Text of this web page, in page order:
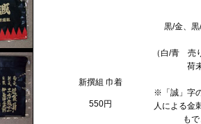
新撰組 巾着
550円
黒/金、
（白/青 売
荷
※「誠」字
人による金
も